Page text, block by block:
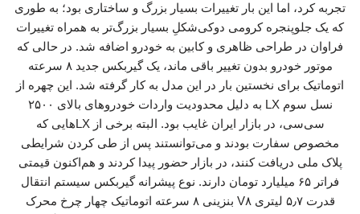
تجربه کرد، اما این بار تغییرات بسیار بزرگ و ساختاری بود؛ به طوری
که یک جلوپنجره کرومی دوکی‌شکلِ بسیار بزرگ‌تر به همراه تغییرات
فراوان در طراحی ظاهری و کابین به خودرو اضافه شد. در حالی که
موتور خودرو بدون تغییر باقی ماند، یک گیربکس جدید ۸ سرعته
اتوماتیک برای نخستین بار در این مدل به کار گرفته شد. این چهره از
نسل سوم LX به دلیل محدودیت واردات خودروهای بالای ۲۵۰۰
سی‌سی، در بازار ایران غایب بود. البته برخی از LX‌هایی که
مخصوص سفارت بودند و می‌توانستند پس از طی کردن شرایطی
پلاک ملی دریافت کنند، در بازار حضور پیدا کردند و هم‌اکنون قیمتی
فراتر ۶۵ میلیارد تومان دارند. نوع پیشرانه گیربکس سیستم انتقال
قدرت ۵٫۷ لیتری V۸ بنزینی ۸ سرعته اتوماتیک چهار چرخ محرک